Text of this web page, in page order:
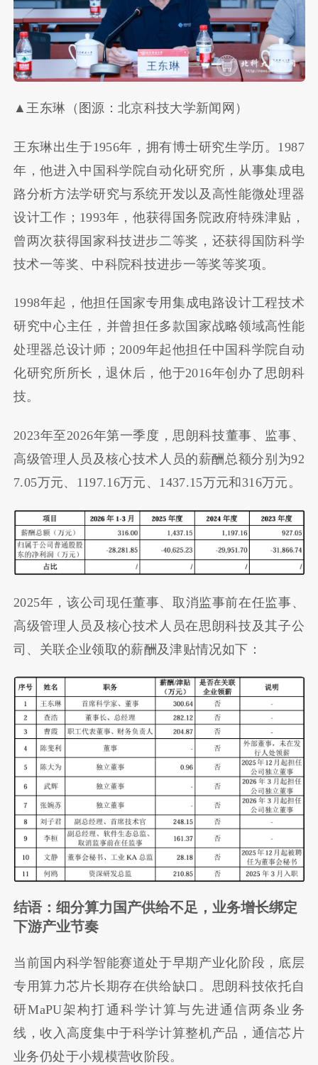
▲王东琳（图源：北京科技大学新闻网）
王东琳出生于1956年，拥有博士研究生学历。1987
年，他进入中国科学院自动化研究所，从事集成电
路分析方法学研究与系统开发以及高性能微处理器
设计工作；1993年，他获得国务院政府特殊津贴，
曾两次获得国家科技进步二等奖，还获得国防科学
技术一等奖、中科院科技进步一等奖等奖项。
1998年起，他担任国家专用集成电路设计工程技术
研究中心主任，并曾担任多款国家战略领域高性能
处理器总设计师；2009年起他担任中国科学院自动
化研究所所长，退休后，他于2016年创办了思朗科
技。
2023年至2026年第一季度，思朗科技董事、监事、
高级管理人员及核心技术人员的薪酬总额分别为92
7.05万元、1197.16万元、1437.15万元和316万元。
2025年，该公司现任董事、取消监事前在任监事、
高级管理人员及核心技术人员在思朗科技及其子公
司、关联企业领取的薪酬及津贴情况如下：
结语：细分算力国产供给不足，业务增长绑定
下游产业节奏
当前国内科学智能赛道处于早期产业化阶段，底层
专用算力芯片长期存在供给缺口。思朗科技依托自
研MaPU架构打通科学计算与先进通信两条业务
线，收入高度集中于科学计算整机产品，通信芯片
业务仍处于小规模营收阶段。